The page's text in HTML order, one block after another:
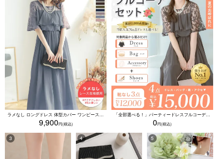
ラメなし ロングドレス 体型カバー ワンピース 敏感肌対応 結婚式 二次会 お呼ばれ 大人 上品 (Sサイズ～5Lサイズ)
9,900
「全部選べる！」パーティードレスフルコーデセット (ドレス1点＋バッグ1点＋アクセ1点+靴1足/4点15000円(税込)/靴なしで12000円(税込))
0